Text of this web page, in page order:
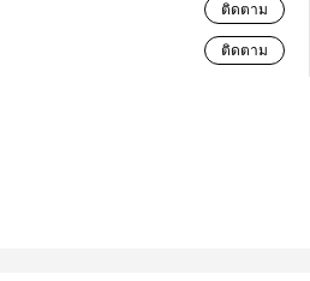
ติดตาม
ติดตาม